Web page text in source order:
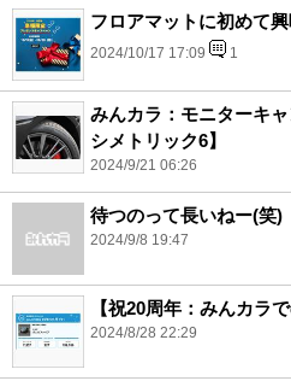
フロアマットに初めて興
2024/10/17 17:09 1
みんカラ：モニターキ
シメトリック6】
2024/9/21 06:26
待つのって長いねー(笑)
2024/9/8 19:47
【祝20周年：みんカラ
2024/8/28 22:29